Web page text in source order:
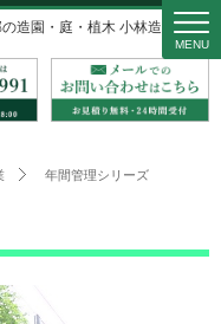
造園・庭・植木 小林造園
MENU
年間管理シリーズ